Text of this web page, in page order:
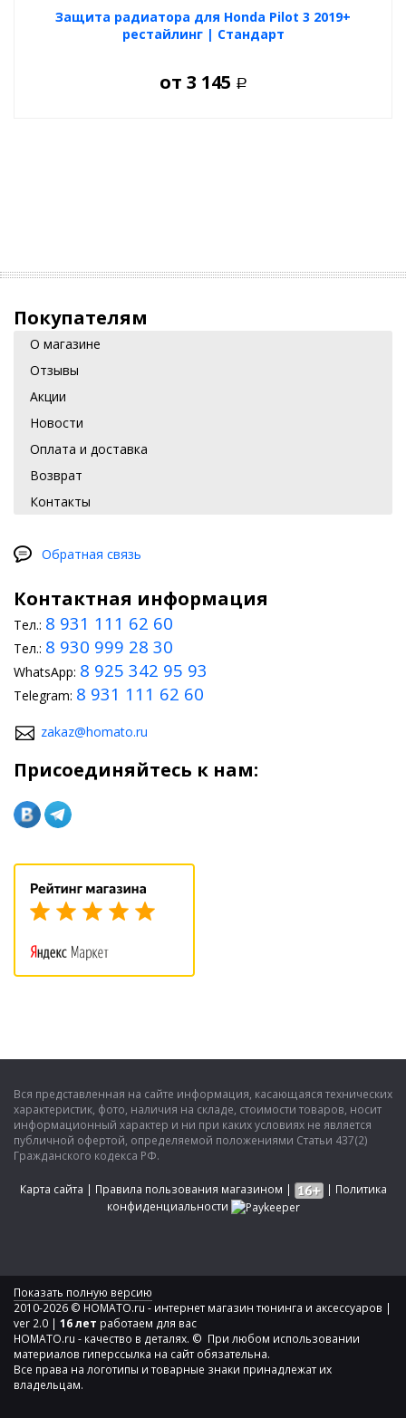
Защита радиатора для Honda Pilot 3 2019+
рестайлинг | Стандарт
от 3 145 Р
Покупателям
О магазине
Отзывы
Акции
Новости
Оплата и доставка
Возврат
Контакты
Обратная связь
Контактная информация
Тел.: 8 931 111 62 60
Тел.: 8 930 999 28 30
WhatsApp: 8 925 342 95 93
Telegram: 8 931 111 62 60
zakaz@homato.ru
Присоединяйтесь к нам:
Вся представленная на сайте информация, касающаяся технических
характеристик, фото, наличия на складе, стоимости товаров, носит
информационный характер и ни при каких условиях не является
публичной офертой, определяемой положениями Статьи 437(2)
Гражданского кодекса РФ.
Карта сайта | Правила пользования магазином | | Политика
конфиденциальности
Показать полную версию
2010-2026 © HOMATO.ru - интернет магазин тюнинга и аксессуаров |
ver 2.0 | 16 лет работаем для вас
HOMATO.ru - качество в деталях. © При любом использовании
материалов гиперссылка на сайт обязательна.
Все права на логотипы и товарные знаки принадлежат их
владельцам.